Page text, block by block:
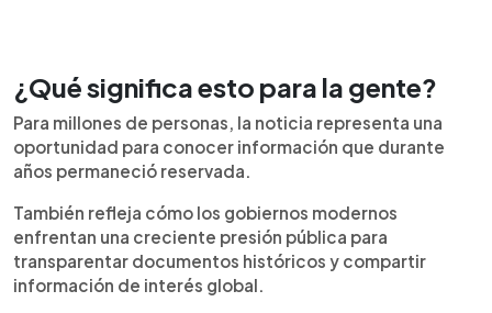
¿Qué significa esto para la gente?
Para millones de personas, la noticia representa una
oportunidad para conocer información que durante
años permaneció reservada.
También refleja cómo los gobiernos modernos
enfrentan una creciente presión pública para
transparentar documentos históricos y compartir
información de interés global.